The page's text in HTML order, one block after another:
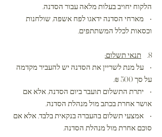
הלקוח יחויב בעלות מלאה עבור הסדנה.
• מארחי הסדנה ידאגו לפח אשפה, שולחנות
וכסאות לכלל המשתתפים.
8.
תנאי תשלום:
• על מנת לשריין את הסדנה יש להעביר מקדמה
על סך 500 ₪.
• יתרת התשלום תועבר ביום הסדנה, אלא אם
אושר אחרת בכתב מול מנהלת הסדנה.
• אמצעי תשלום בהעברה בנקאית בלבד. אלא אם
סוכם אחרת מול מנהלת הסדנה.